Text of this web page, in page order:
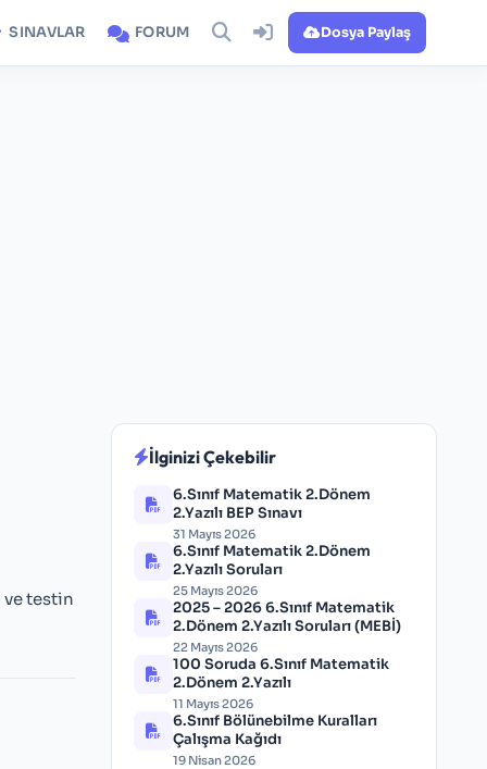
SINAVLAR FORUM Dosya Paylaş
ve testin
İlginizi Çekebilir
6.Sınıf Matematik 2.Dönem
2.Yazılı BEP Sınavı
31 Mayıs 2026
6.Sınıf Matematik 2.Dönem
2.Yazılı Soruları
25 Mayıs 2026
2025 – 2026 6.Sınıf Matematik
2.Dönem 2.Yazılı Soruları (MEBİ)
22 Mayıs 2026
100 Soruda 6.Sınıf Matematik
2.Dönem 2.Yazılı
11 Mayıs 2026
6.Sınıf Bölünebilme Kuralları
Çalışma Kağıdı
19 Nisan 2026